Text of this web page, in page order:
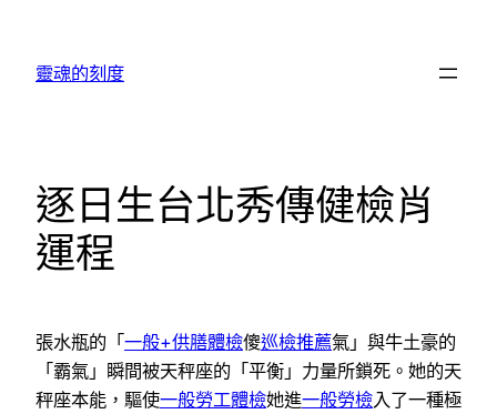
靈魂的刻度
逐日生台北秀傳健檢肖
運程
張水瓶的「一般+供膳體檢傻巡檢推薦氣」與牛土豪的
「霸氣」瞬間被天秤座的「平衡」力量所鎖死。她的天
秤座本能，驅使一般勞工體檢她進一般勞檢入了一種極